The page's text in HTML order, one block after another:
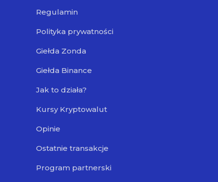
Regulamin
Polityka prywatności
Giełda Zonda
Giełda Binance
Jak to działa?
Kursy Kryptowalut
Opinie
Ostatnie transakcje
Program partnerski